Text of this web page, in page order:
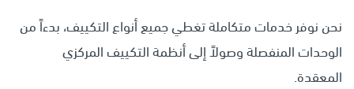
نحن نوفر خدمات متكاملة تغطي جميع أنواع التكييف، بدءاً من
الوحدات المنفصلة وصولاً إلى أنظمة التكييف المركزي
المعقدة.